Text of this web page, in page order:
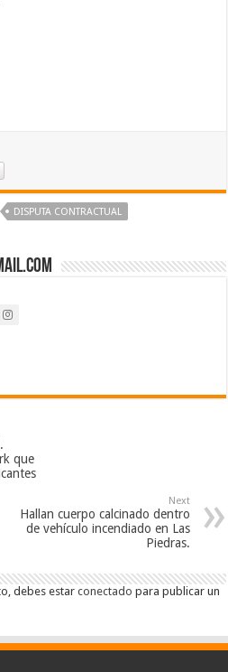
DISPUTA CONTRACTUAL
que
Next
Hallan cuerpo calcinado dentro
de vehículo incendiado en Las
Piedras.
debes estarconectado para publicar un